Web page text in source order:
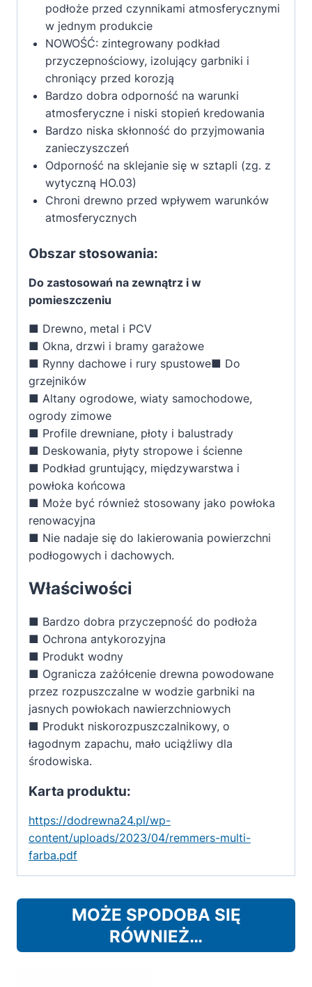
podłoże przed czynnikami atmosferycznymi
w jednym produkcie
NOWOŚĆ: zintegrowany podkład
przyczepnościowy, izolujący garbniki i
chroniący przed korozją
Bardzo dobra odporność na warunki
atmosferyczne i niski stopień kredowania
Bardzo niska skłonność do przyjmowania
zanieczyszczeń
Odporność na sklejanie się w sztapli (zg. z
wytyczną HO.03)
Chroni drewno przed wpływem warunków
atmosferycznych
Obszar stosowania:
Do zastosowań na zewnątrz i w
pomieszczeniu
■ Drewno, metal i PCV
■ Okna, drzwi i bramy garażowe
■ Rynny dachowe i rury spustowe■ Do
grzejników
■ Altany ogrodowe, wiaty samochodowe,
ogrody zimowe
■ Profile drewniane, płoty i balustrady
■ Deskowania, płyty stropowe i ścienne
■ Podkład gruntujący, międzywarstwa i
powłoka końcowa
■ Może być również stosowany jako powłoka
renowacyjna
■ Nie nadaje się do lakierowania powierzchni
podłogowych i dachowych.
Właściwości
■ Bardzo dobra przyczepność do podłoża
■ Ochrona antykorozyjna
■ Produkt wodny
■ Ogranicza zażółcenie drewna powodowane
przez rozpuszczalne w wodzie garbniki na
jasnych powłokach nawierzchniowych
■ Produkt niskorozpuszczalnikowy, o
łagodnym zapachu, mało uciążliwy dla
środowiska.
Karta produktu:
https://dodrewna24.pl/wp-
content/uploads/2023/04/remmers-multi-
farba.pdf
MOŻE SPODOBA SIĘ
RÓWNIEŻ…